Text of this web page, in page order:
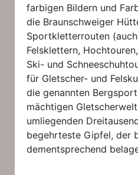
farbigen Bildern und
die Braunschweiger
Sportkletterrouten
Felsklettern,
Ski- und
für Gletscher- und
die genannten
mächtigen
umliegenden
begehrteste Gipfel, der
dementsprechend